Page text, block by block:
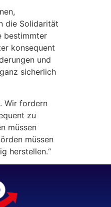
die Solidarität
bestimmter
konsequent
und
sicherlich
Wir fordern
zu
müssen
müssen
herstellen.“